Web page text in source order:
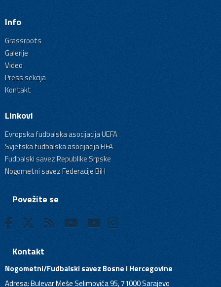
Info
Grassroots
Galerije
Video
Press sekcija
Kontakt
Linkovi
Evropska fudbalska asocijacija UEFA
Svjetska fudbalska asocijacija FIFA
Fudbalski savez Republike Srpske
Nogometni savez Federacije BiH
Povežite se
Kontakt
Nogometni/Fudbalski savez Bosne i Hercegovine
Adresa: Bulevar Meše Selimovića 95, 71000 Sarajevo